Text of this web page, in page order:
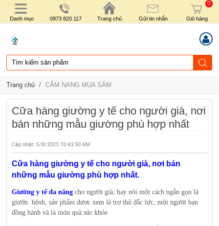
Danh mục 0973 820 117 Trang chủ Gửi tin nhắn
0
Giỏ hàng
Trang chủ / CẨM NANG MUA SẮM
Cữa hàng giường y tế cho người già, nơi
bán những mẫu giường phù hợp nhất
Cập nhật: 5/8/2023 10:43:50 AM
Cữa hàng giường y tế cho người già, nơi bán
những mẫu giường phù hợp nhất.
Giường y tế đa năng cho người già, hay nói một cách ngắn gọn là
giườn bệnh, sản phẩm được xem là trợ thủ đắc lực, một người bạn
đồng hành và là món quà súc khỏe